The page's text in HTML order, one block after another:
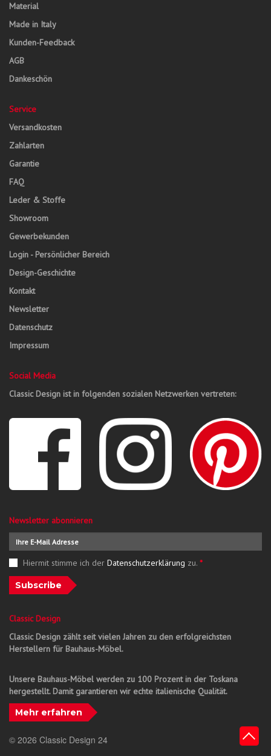
Material
Made in Italy
Kunden-Feedback
AGB
Dankeschön
Service
Versandkosten
Zahlarten
Garantie
FAQ
Leder & Stoffe
Showroom
Gewerbekunden
Login - Persönlicher Bereich
Design-Geschichte
Kontakt
Newsletter
Datenschutz
Impressum
Social Media
Classic Design ist in folgenden sozialen Netzwerken vertreten:
Newsletter abonnieren
Hiermit stimme ich der Datenschutzerklärung zu. *
Subscribe
Classic Design
Classic Design zählt seit vielen Jahren zu den erfolgreichsten
Herstellern für Bauhaus-Möbel.
Unsere Bauhaus-Möbel werden zu 100 Prozent in der Toskana
hergestellt. Damit garantieren wir echte italienische Qualität.
Mehr erfahren
© 2026 Classic Design 24